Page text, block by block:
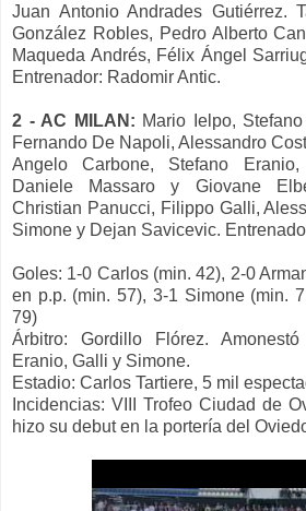
Juan Antonio Andrades Gutiérrez.
González Robles, Pedro Alberto
Maqueda Andrés, Félix Ángel
Entrenador: Radomir Antic.
2 - AC MILAN: Mario
elpo,
Fernando De Napoli, Alessandro
Angelo Carbone, Stefano
Daniele Massaro y Giovane
Christian Panucci, Filippo Galli,
Simone y Dejan Savicevic.
Goles: 1-0 Carlos (min. 42), 2-0
en p.p. (min. 57), 3-1 Simone (min.
79)
Árbitro: Gordillo Fl órez.
Eranio, Galli y Simone.
Estadio: Carlos Tartiere, 5 mil
Incidencias: VIII Trofeo Ciudad de
hizo su debut en la portería del